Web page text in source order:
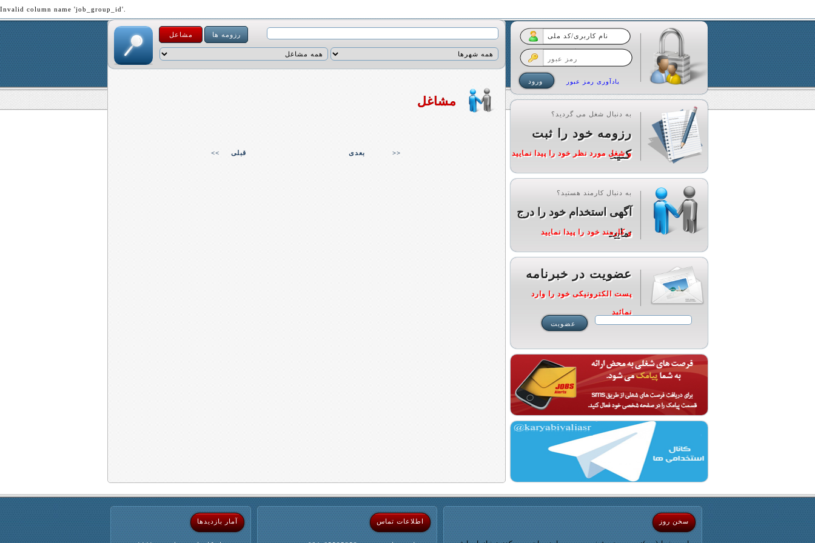
Invalid column name 'job_group_id'.
مشاعل رزومه ها
مشاغل
>> بعدی قبلی <<
یادآوری رمز عبور
به دنبال شغل می گردید؟
رزومه خود را ثبت
کنید
و شغل مورد نظر خود را پیدا نمایید
به دنبال کارمند هستید؟
آگهی استخدام خود را درج
نمایید
و کارمند خود را پیدا نمایید
عضویت در خبرنامه
پست الکترونیکی خود را وارد
نمائید
آمار بازدیدها اطلاعات تماس سخن روز